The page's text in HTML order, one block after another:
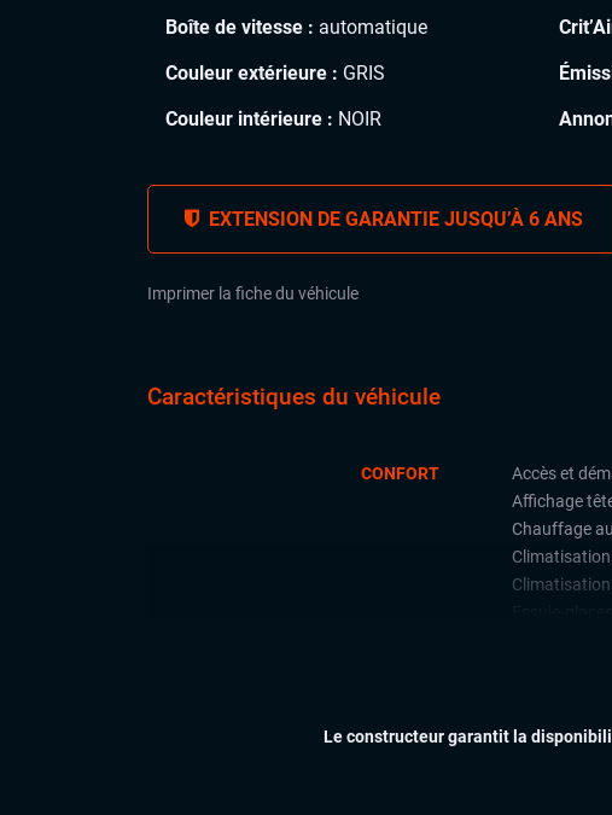
Boîte de vitesse : automatique
Couleur extérieure : GRIS
Couleur intérieure : NOIR
EXTENSION DE GARANTIE JUSQU’À 6 ANS
Imprimer la fiche du véhicule
Caractéristiques du véhicule
CONFORT
Accès et
Affichage
Chauffage
Virtual
Le constructeur garantit la